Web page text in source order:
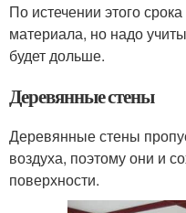
По истечении этого
материала, но надо
будет дольше.
Деревянные стены
Деревянные стены
воздуха, поэтому они и
поверхности.